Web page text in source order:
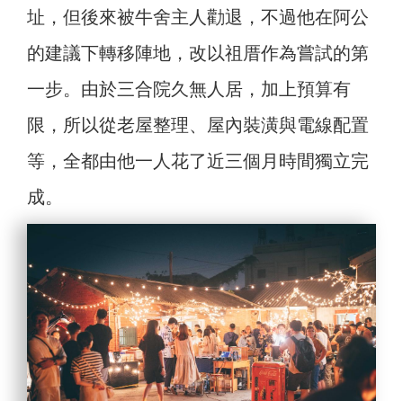
址，但後來被牛舍主人勸退，不過他在阿公
的建議下轉移陣地，改以祖厝作為嘗試的第
一步。由於三合院久無人居，加上預算有
限，所以從老屋整理、屋內裝潢與電線配置
等，全都由他一人花了近三個月時間獨立完
成。